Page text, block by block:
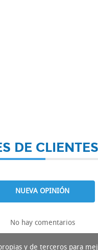
DE CLIENTES
NUEVA OPINIÓN
No hay comentarios
y de terceros para